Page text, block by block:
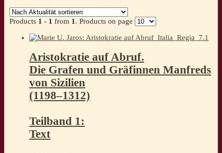
Products 1 - 1 from 1 . Products on page
Aristokratie auf Abruf.
Die Grafen und Gräfinnen Manfreds
von Sizilien
(1198–1312)
Teilband 1:
Text